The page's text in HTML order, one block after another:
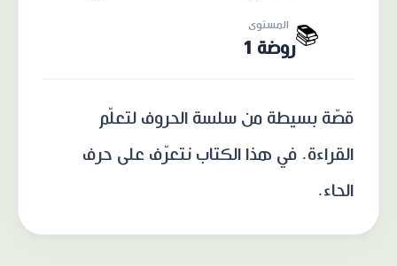
📚 المستوى
روضة 1
قصّة بسيطة من سلسة الحروف لتعلّم
القراءة. في هذا الكتاب نتعرّف على حرف
الحاء.